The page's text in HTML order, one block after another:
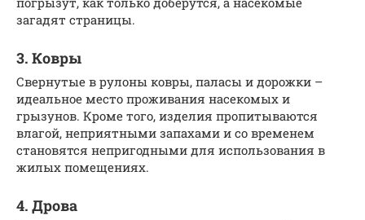
загадят страницы.
3. Ковры
Свернутые в рулоны ковры, паласы и дорожки –
идеальное место проживания насекомых и
грызунов. Кроме того, изделия пропитываются
влагой, неприятными запахами и со временем
становятся непригодными для использования в
жилых помещениях.
4. Дрова